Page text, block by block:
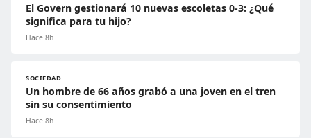
El Govern gestionará 10 nuevas escoletas 0-3: ¿Qué
significa para tu hijo?
Hace 8h
SOCIEDAD
Un hombre de 66 años grabó a una joven en el tren
sin su consentimiento
Hace 8h